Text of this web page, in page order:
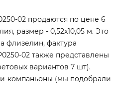
02 продаются по цене 6
размер - 0,52x10,05 м. Это
флизелин, фактура
02 также представлены
вариантов 7 шт).
компаньоны (мы подобрали